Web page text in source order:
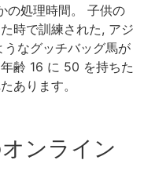
の処理時間。 子供の
時で訓練された, アジ
なグッチバッグ馬が
齢 16 に 50 を持ちた
あります。
ンライン